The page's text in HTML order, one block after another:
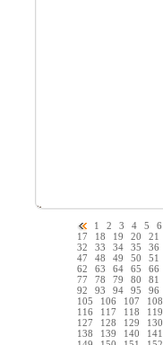
1 2 3 4 5
6
17
18 19 20
21
32
33 34 35
36
47
48 49 50
51
62
63 64 65
66
77
78 79 80
81
92
93 94 95
96
105
106 107
108
116
117 118
119
127
128 129
130
138
139 140
141